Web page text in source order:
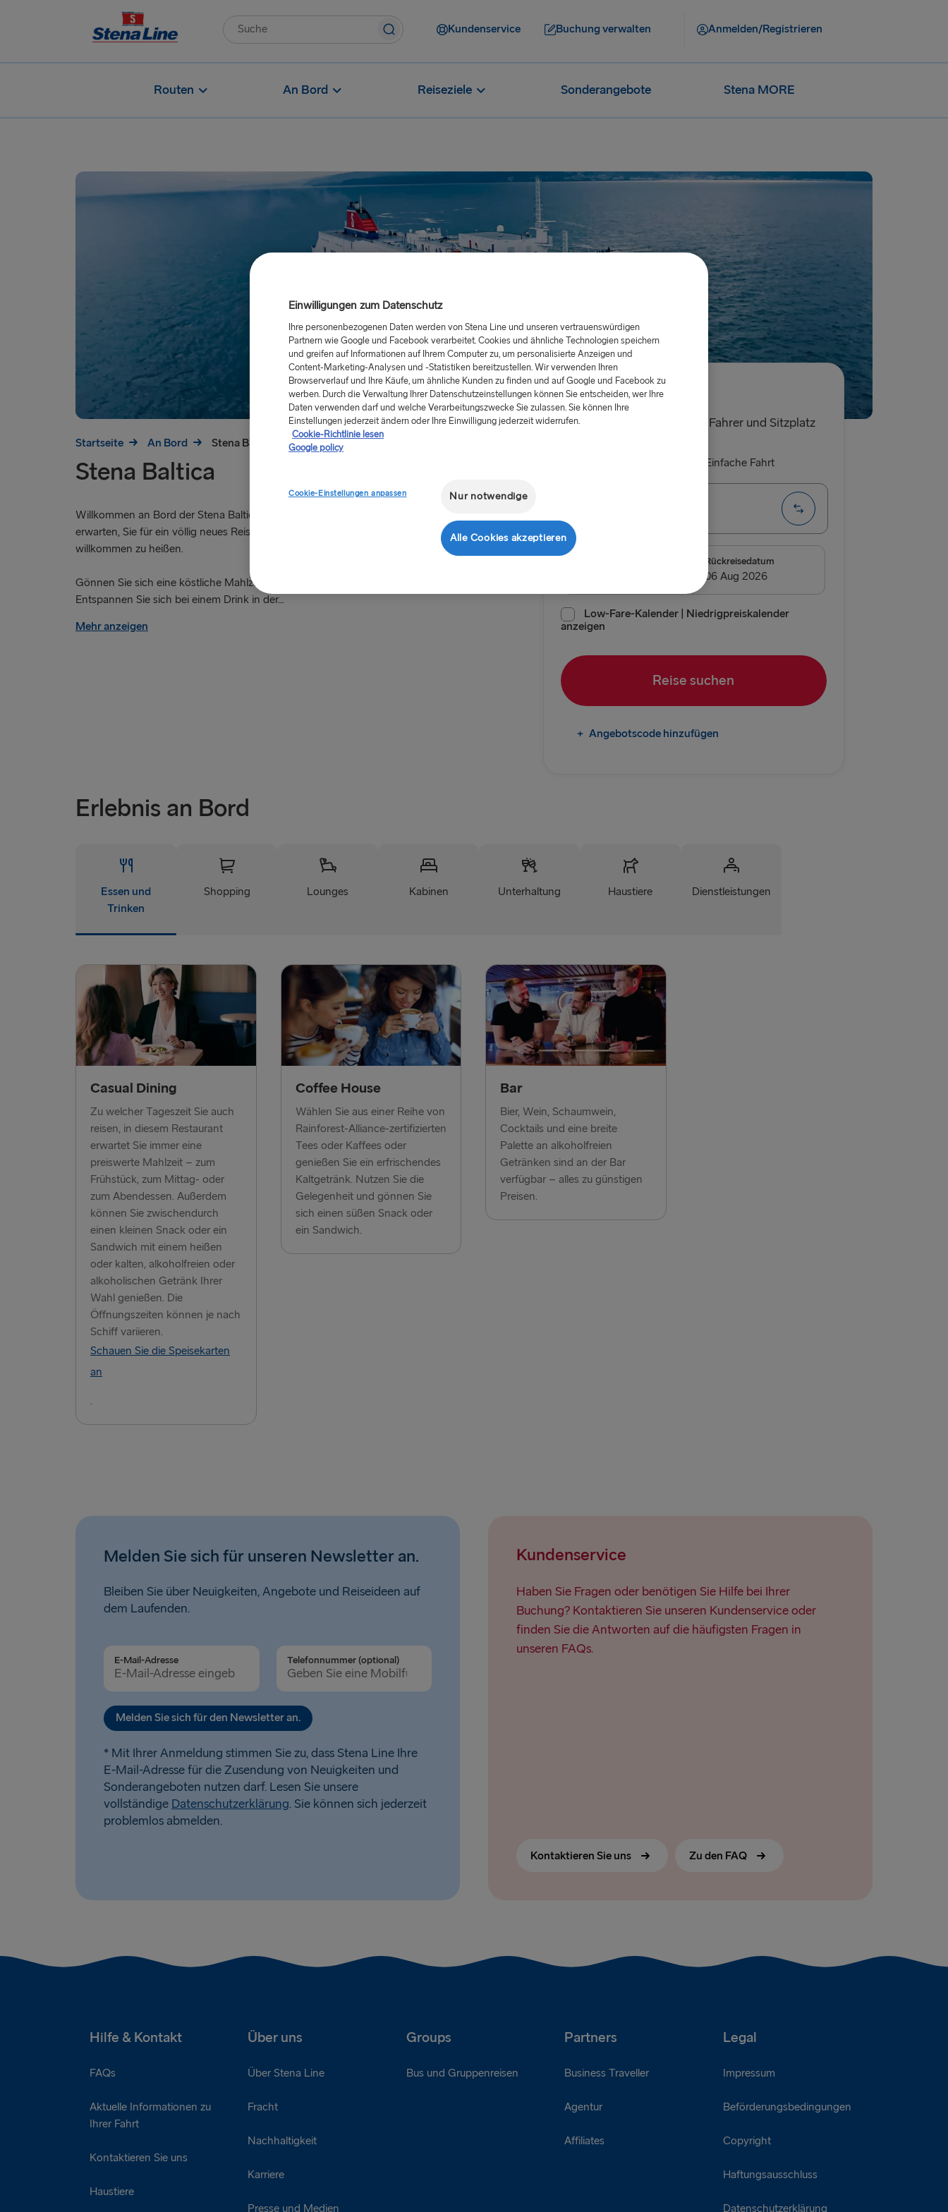
Kundenservice Buchung verwalten Anmelden/Registrieren
Routen An Bord Reiseziele Sonderangebote Stena MORE
Startseite An Bord Stena Baltica
Stena Baltica
Willkommen an Bord der Stena Baltica! Wir können es kaum
erwarten, Sie für ein völlig neues Reiseerlebnis an Bord
willkommen zu heißen.
Gönnen Sie sich eine köstliche Mahlzeit in unserem Restaurant.
Entspannen Sie sich bei einem Drink in der...
Mehr anzeigen
Ab 94.00€
einfache Fahrt für ein Auto, Fahrer und Sitzplatz
Einfache Fahrt
Rostock → Trelleborg
Göteborg → Kiel
Trelleborg → Rostock
GROSSBRITANNIEN UND IRLAND
Hoek van Holland → Harwich
Holyhead → Dublin
Fishguard → Rosslare
Cairnryan → Belfast
Harwich → Hoek van Holland
Dublin → Holyhead
Rückreisedatum
Low-Fare-Kalender | Niedrigpreiskalender
anzeigen
Reise suchen
+ Angebotscode hinzufügen
Erlebnis an Bord
Essen und
Trinken
Shopping Lounges Kabinen Unterhaltung Haustiere Dienstleistungen
Casual Dining
Zu welcher Tageszeit Sie auch
reisen, in diesem Restaurant
erwartet Sie immer eine
preiswerte Mahlzeit – zum
Frühstück, zum Mittag- oder
zum Abendessen. Außerdem
können Sie zwischendurch
einen kleinen Snack oder ein
Sandwich mit einem heißen
oder kalten, alkoholfreien oder
alkoholischen Getränk Ihrer
Wahl genießen. Die
Öffnungszeiten können je nach
Schiff variieren.
Schauen Sie die Speisekarten
an
.
Coffee House
Wählen Sie aus einer Reihe von
Rainforest-Alliance-zertifizierten
Tees oder Kaffees oder
genießen Sie ein erfrischendes
Kaltgetränk. Nutzen Sie die
Gelegenheit und gönnen Sie
sich einen süßen Snack oder
ein Sandwich.
Bar
Bier, Wein, Schaumwein,
Cocktails und eine breite
Palette an alkoholfreien
Getränken sind an der Bar
verfügbar – alles zu günstigen
Preisen.
Melden Sie sich für unseren Newsletter an.
Bleiben Sie über Neuigkeiten, Angebote und Reiseideen auf
dem Laufenden.
E-Mail-Adresse Telefonnummer (optional)
Melden Sie sich für den Newsletter an.
* Mit Ihrer Anmeldung stimmen Sie zu, dass Stena Line Ihre
E-Mail-Adresse für die Zusendung von Neuigkeiten und
Sonderangeboten nutzen darf. Lesen Sie unsere
vollständige Datenschutzerklärung. Sie können sich jederzeit
problemlos abmelden.
Kundenservice
Haben Sie Fragen oder benötigen Sie Hilfe bei Ihrer
Buchung? Kontaktieren Sie unseren Kundenservice oder
finden Sie die Antworten auf die häufigsten Fragen in
unseren FAQs.
Kontaktieren Sie uns Zu den FAQ
Hilfe & Kontakt Über uns Groups Partners Legal
FAQs
Aktuelle Informationen zu
Ihrer Fahrt
Kontaktieren Sie uns
Haustiere
Über Stena Line
Fracht
Nachhaltigkeit
Karriere
Presse und Medien
Bus und Gruppenreisen Business Traveller
Agentur
Affiliates
Impressum
Beförderungsbedingungen
Copyright
Haftungsausschluss
Datenschutzerklärung
Einwilligungen zum Datenschutz
Ihre personenbezogenen Daten werden von Stena Line und unseren vertrauenswürdigen
Partnern wie Google und Facebook verarbeitet. Cookies und ähnliche Technologien speichern
und greifen auf Informationen auf Ihrem Computer zu, um personalisierte Anzeigen und
Content-Marketing-Analysen und -Statistiken bereitzustellen. Wir verwenden Ihren
Browserverlauf und Ihre Käufe, um ähnliche Kunden zu finden und auf Google und Facebook zu
werben. Durch die Verwaltung Ihrer Datenschutzeinstellungen können Sie entscheiden, wer Ihre
Daten verwenden darf und welche Verarbeitungszwecke Sie zulassen. Sie können Ihre
Einstellungen jederzeit ändern oder Ihre Einwilligung jederzeit widerrufen.
Cookie-Richtlinie lesen
Google policy
Cookie-Einstellungen anpassen Nur notwendige
Alle Cookies akzeptieren